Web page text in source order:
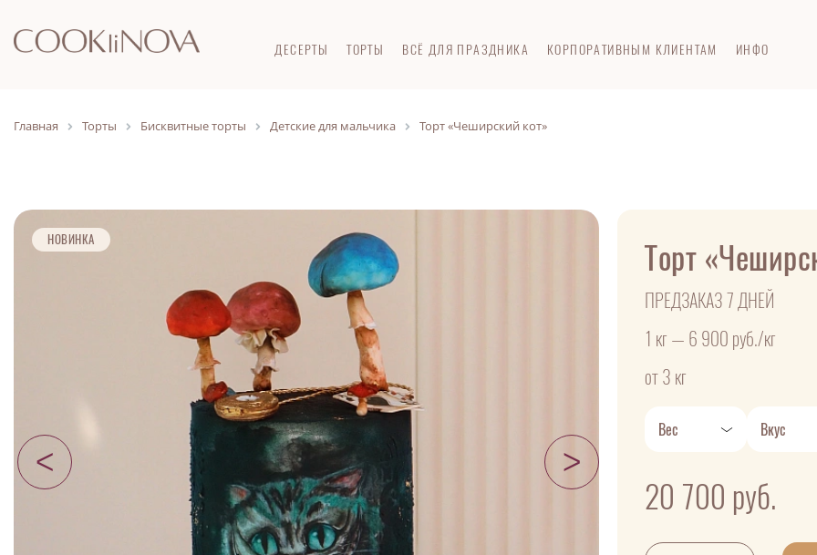
ДЕСЕРТЫ ТОРТЫ ВСЁ ДЛЯ ПРАЗДНИКА КОРПОРАТИВНЫМ КЛИЕНТАМ ИНФО
Главная Торты Бисквитные торты Детские для мальчика Торт «Чеширский кот»
НОВИНКА Торт
ПРЕДЗАКАЗ 7 ДНЕЙ
1 кг — 6 900 руб./кг
от 3 кг
Вес Вкус
20 700 руб.